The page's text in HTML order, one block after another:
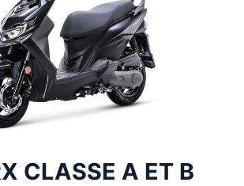
CLASSE A ET B